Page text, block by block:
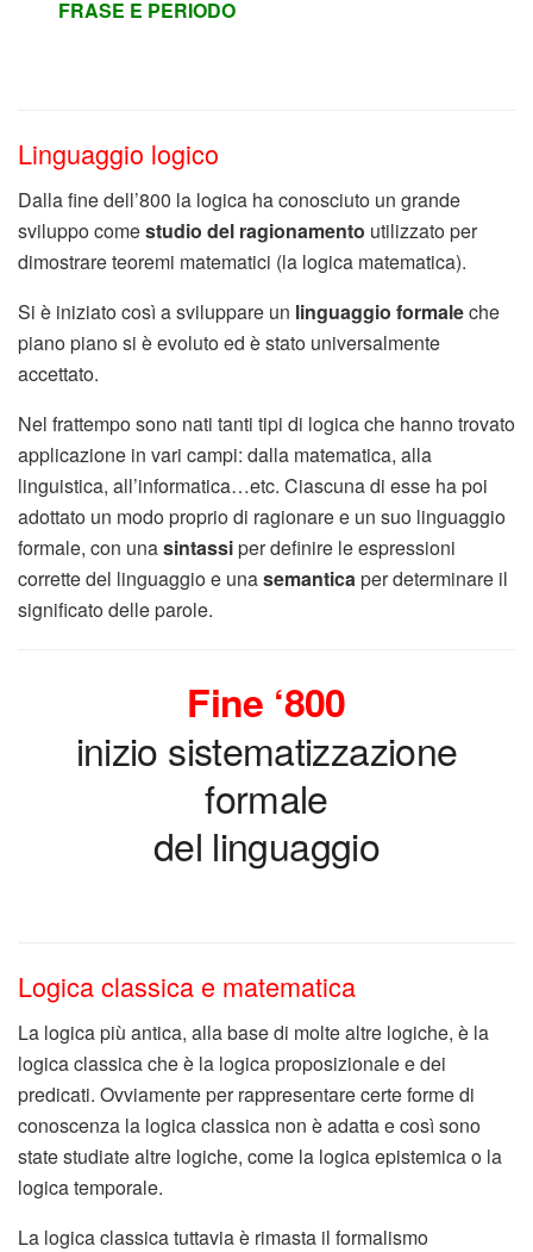
FRASE E PERIODO
Linguaggio logico
Dalla fine dell’800 la logica ha conosciuto un grande
sviluppo comestudio del ragionamento utilizzato per
dimostrare teoremi matematici (la logica matematica).
Si è iniziato così a sviluppare un linguaggio formaleche
piano piano si è evoluto ed è stato universalmente
accettato.
Nel frattempo sono nati tanti tipi di logica che hanno trovato
applicazione in vari campi: dalla matematica, alla
linguistica, all’informatica…etc. Ciascuna di esse ha poi
adottato un modo proprio di ragionare e un suo linguaggio
formale, con unasintassiper definire le espressioni
corrette del linguaggio e unasemanticaper determinare il
significato delle parole.
Fine ‘800
inizio sistematizzazione
formale
del linguaggio
Logica classica e matematica
La logica più antica, alla base di molte altre logiche, è la
logica classica che è la logica proposizionale e dei
predicati. Ovviamente per rappresentare certe forme di
conoscenza la logica classica non è adatta e così sono
state studiate altre logiche, come la logica epistemica o la
logica temporale.
La logica classica tuttavia è rimasta il formalismo